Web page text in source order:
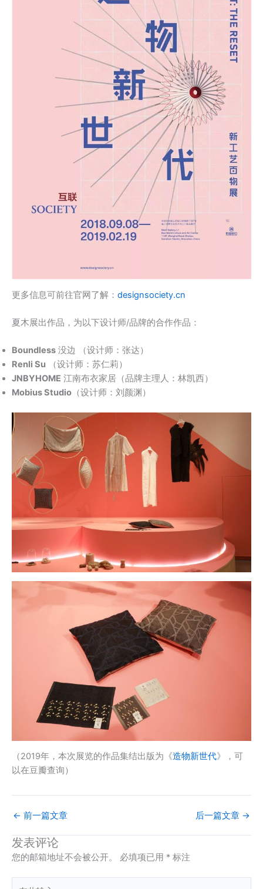
更多信息可前往官网了解： designsociety.cn
夏木展出作品，为以下设计师/品牌的合作作品：
Boundless 没边 （设计师：张达）
Renli Su （设计师：苏仁莉）
JNBYHOME 江南布衣家居（品牌主理人：林凯西）
Mobius Studio （设计师：刘颜渊）
（2019年，本次展览的作品集结出版为《造物新世代》，可
以在豆瓣查询）
← 前一篇文章 后一篇文章 →
发表评论
您的邮箱地址不会被公开。 必填项已用 * 标注